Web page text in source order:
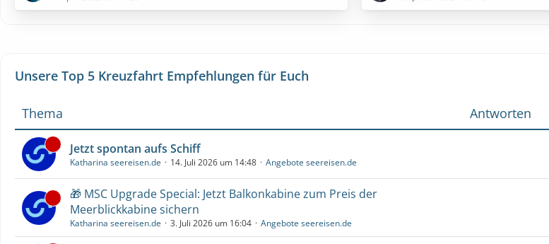
Unsere Top 5 Kreuzfahrt Empfehlungen für Euch
Thema Antworten
Jetzt spontan aufs Schiff
Katharina seereisen.de 14. Juli 2026 um 14:48 Angebote seereisen.de
🎁 MSC Upgrade Special: Jetzt Balkonkabine zum Preis der
Meerblickkabine sichern
Katharina seereisen.de 3. Juli 2026 um 16:04 Angebote seereisen.de